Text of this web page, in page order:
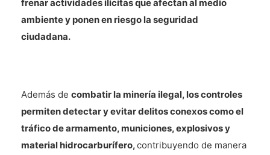
frenar actividades ilícitas que afectan al medio
ambiente y ponen en riesgo la seguridad
ciudadana.
Además de combatir la minería ilegal, los controles
permiten detectar y evitar delitos conexos como el
tráfico de armamento, municiones, explosivos y
material hidrocarburífero,contribuyendo de manera